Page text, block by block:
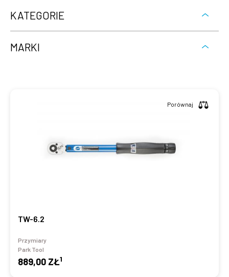
KATEGORIE
MARKI
TW-6.2
Przymiary
Park Tool
889,00 ZŁ1
Porównaj